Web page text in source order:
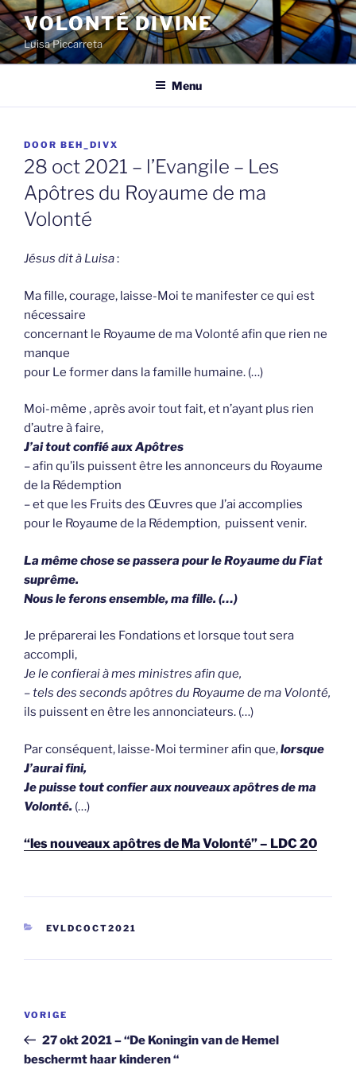
Spring
naar
de
inhoud
VOLONTÉ DIVINE
Luisa Piccarreta
Menu
GEPLAATST
OP
DOOR BEH_DIVX
28 oct 2021 – l’Evangile – Les
Apôtres du Royaume de ma
Volonté
Jésus dit à Luisa:
Ma fille, courage, laisse-Moi te manifester ce qui est
nécessaire
concernant le Royaume de ma Volonté afin que rien ne
manque
pour Le former dans la famille humaine. (…)
Moi-même , après avoir tout fait, et n’ayant plus rien
d’autre à faire,
J’ai tout confié aux Apôtres
– afin qu’ils puissent être les annonceurs du Royaume
de la Rédemption
– et que les Fruits des Œuvres que J’ai accomplies
pour le Royaume de la Rédemption, puissent venir.
La même chose se passera pour le Royaume du Fiat
suprême.
Nous le ferons ensemble, ma fille. (…)
Je préparerai les Fondations et lorsque tout sera
accompli,
Je le confierai à mes ministres afin que,
– tels des seconds apôtres du Royaume de ma Volonté,
ils puissent en être les annonciateurs. (…)
Par conséquent, laisse-Moi terminer afin que,lorsque
J’aurai fini,
Je puisse tout confier aux nouveaux apôtres de ma
Volonté. (…)
“les nouveaux apôtres de Ma Volonté” – LDC 20
CATEGORIEËN
EVLDCOCT2021
Vorig
bericht
VORIGE
27 okt 2021 – “De Koningin van de Hemel
beschermt haar kinderen “